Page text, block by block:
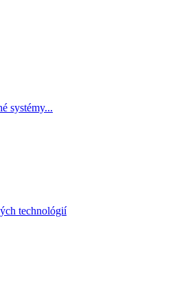
systémy...
technológií